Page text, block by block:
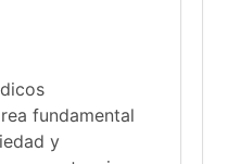
fundamental
y